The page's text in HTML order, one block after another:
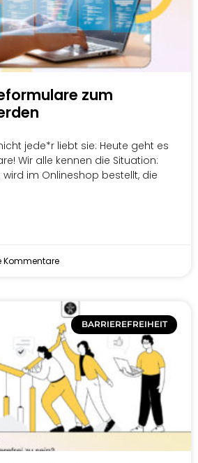
zum
jede*r liebt sie: Heute geht es
Wir alle kennen die Situation:
im Onlineshop bestellt, die
Kommentare
BARRIEREFREIHEIT